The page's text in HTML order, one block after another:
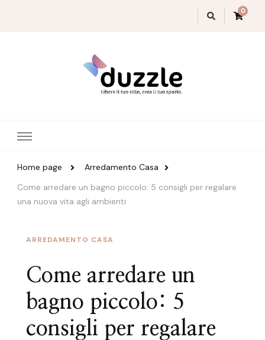
0
Home page
Arredamento Casa
Come arredare un bagno piccolo: 5 consigli per regalare
una nuova vita agli ambienti
ARREDAMENTO CASA
Come arredare un
bagno piccolo: 5
consigli per regalare